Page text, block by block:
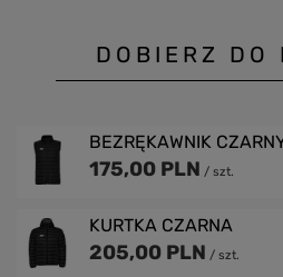
DOBIERZ DO
BEZRĘKAWNIK
175,00 PLN / szt.
KURTKA CZARNA
205,00 PLN / szt.